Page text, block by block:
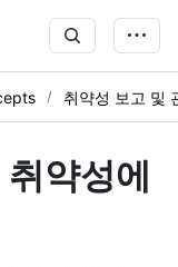
취약성 보고 및
약성에